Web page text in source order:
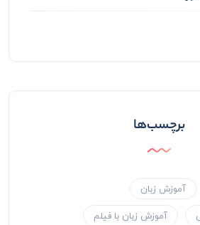
برچسب‌ها
آموزش زبان
آموزش زبان با فیلم